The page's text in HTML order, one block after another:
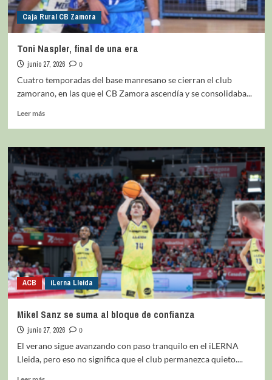
Caja Rural CB Zamora
Toni Naspler, final de una era
junio 27, 2026
0
Cuatro temporadas del base manresano se cierran el club
zamorano, en las que el CB Zamora ascendía y se consolidaba...
Leer más
ACB iLerna Lleida
Mikel Sanz se suma al bloque de confianza
junio 27, 2026
0
El verano sigue avanzando con paso tranquilo en el iLERNA
Lleida, pero eso no significa que el club permanezca quieto....